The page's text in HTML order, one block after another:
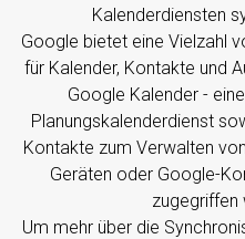
Kalenderdiensten
Google bietet eine Vielzahl
für Kalender, Kontakte und
Google Kalender -
Planungskalenderdienst
Kontakte zum Verwalten
Geräten oder Google-
zugegriffen
Um mehr über die